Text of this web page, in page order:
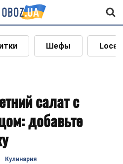
Шефы Local
салат с
добавьте
Кулинария